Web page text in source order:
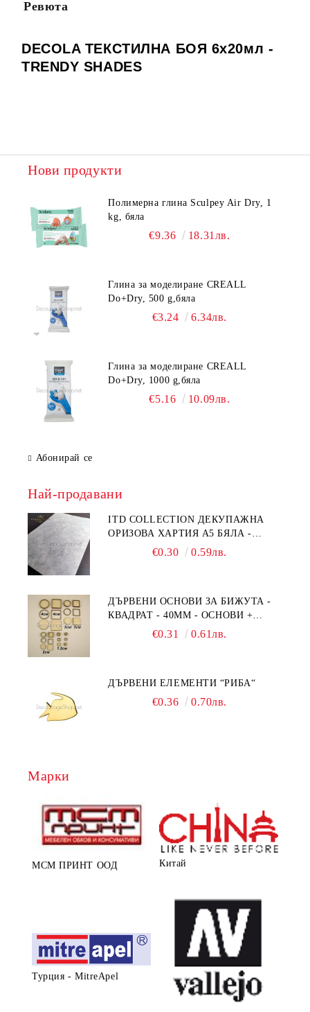
Ревюта
DECOLA ТЕКСТИЛНА БОЯ 6х20мл -
TRENDY SHADES
Нови продукти
Полимерна глина Sculpey Air Dry, 1
kg, бяла
€9.36 18.31лв.
Глина за моделиране CREALL
Do+Dry, 500 g,бяла
€3.24 6.34лв.
Глина за моделиране CREALL
Do+Dry, 1000 g,бяла
€5.16 10.09лв.
Абонирай се
Най-продавани
ITD COLLECTION ДЕКУПАЖНА
ОРИЗОВА ХАРТИЯ А5 БЯЛА -
€0.30 0.59лв.
ДЪРВЕНИ ОСНОВИ ЗА БИЖУТА -
КВАДРАТ - 40ММ - ОСНОВИ +
€0.31 0.61лв.
ДЪРВЕНИ ЕЛЕМЕНТИ “РИБА“
€0.36 0.70лв.
Марки
МСМ ПРИНТ ООД Китай
Турция - MitreApel